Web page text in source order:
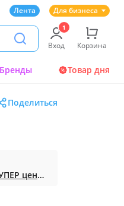
Лента Для бизнеса
Вход Корзина
Бренды Товар дня
Поделиться
Доступная ОПТИКА. НОВИНКИ корригирующих очков по СУПЕР ценам. Таких нет на МП.